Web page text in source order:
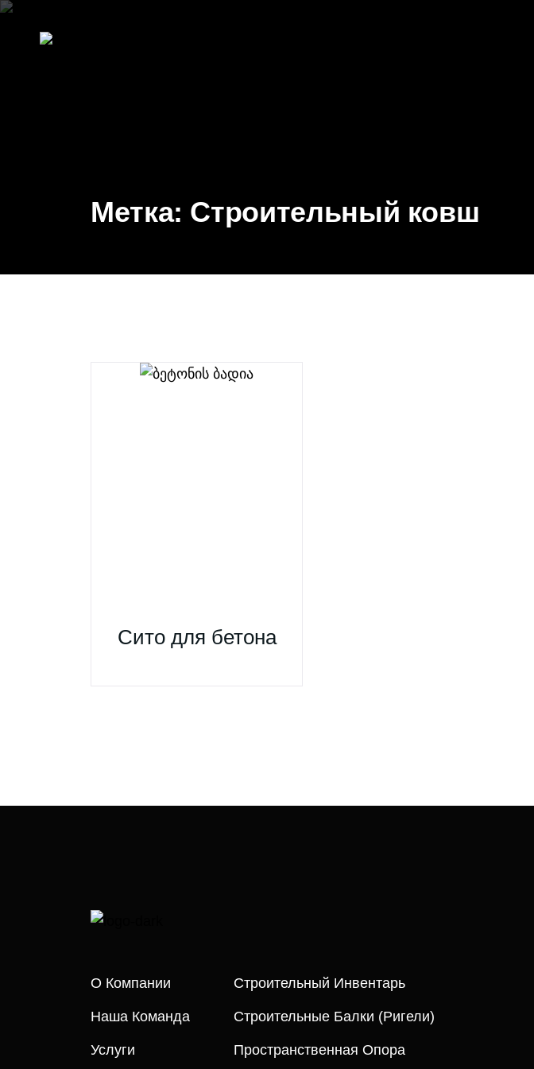
Метка: Строительный ковш
Сито для бетона
О Компании
Наша Команда
Услуги
Строительный Инвентарь
Строительные Балки (ригели)
Пространственная Опора